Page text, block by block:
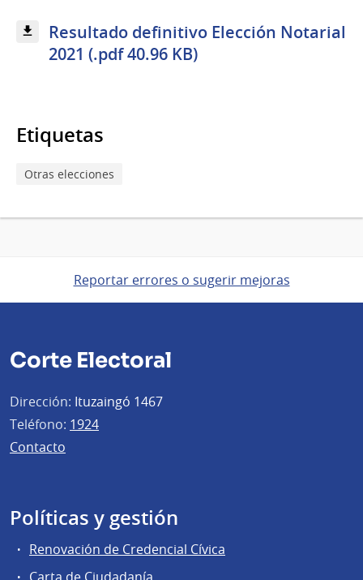
Resultado definitivo Elección Notarial
2021 (.pdf 40.96 KB)
Etiquetas
Otras elecciones
Reportar errores o sugerir mejoras
Corte Electoral
Dirección: Ituzaingó 1467
Teléfono: 1924
Contacto
Políticas y gestión
Renovación de Credencial Cívica